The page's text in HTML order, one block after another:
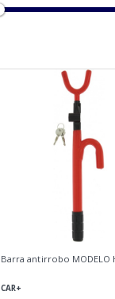
Barra antirrobo MODELO
CAR+